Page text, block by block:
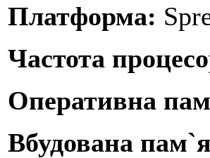
Платформа:
Частота
Оперативна
Вбудована